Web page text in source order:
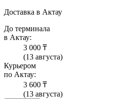
Доставка в Актау
До терминала
в Актау:
3 000 ₸
(13 августа)
Курьером
по Актау:
3 600 ₸
(13 августа)